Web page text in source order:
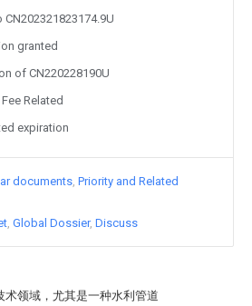
领域，尤其是一种水利管道
CN202321823174.9U
granted
of CN220228190U
Related
expiration
documents Priority and Related
Global Dossier Discuss